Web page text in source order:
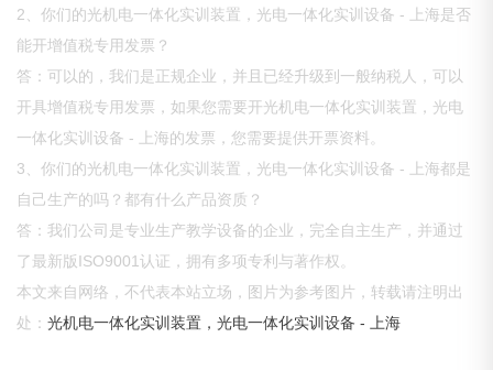
2、你们的光机电一体化实训装置，光电一体化实训设备 - 上海是否
能开增值税专用发票？
答：可以的，我们是正规企业，并且已经升级到一般纳税人，可以
开具增值税专用发票，如果您需要开光机电一体化实训装置，光电
一体化实训设备 - 上海的发票，您需要提供开票资料。
3、你们的光机电一体化实训装置，光电一体化实训设备 - 上海都是
自己生产的吗？都有什么产品资质？
答：我们公司是专业生产教学设备的企业，完全自主生产，并通过
了最新版ISO9001认证，拥有多项专利与著作权。
本文来自网络，不代表本站立场，图片为参考图片，转载请注明出
处：光机电一体化实训装置，光电一体化实训设备 - 上海